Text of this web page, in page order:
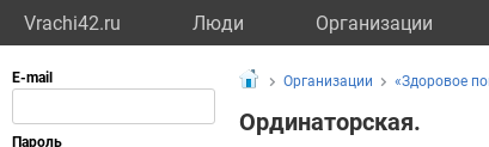
Vrachi42.ru Люди Организации
Организации «Здоровое
Ординаторская.